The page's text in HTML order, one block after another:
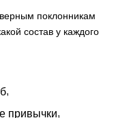
поклонникам
состав у каждого
,
привычки,